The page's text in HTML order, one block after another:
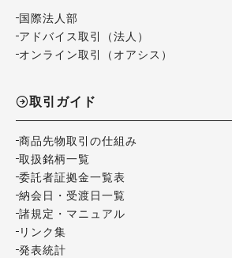
国際法人部
アドバイス取引（法人）
オンライン取引（オアシス）
取引ガイド
商品先物取引の仕組み
取扱銘柄一覧
委託者証拠金一覧表
納会日・受渡日一覧
諸規定・マニュアル
リンク集
発表統計